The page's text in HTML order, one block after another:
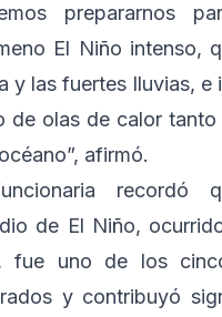
prepararnos
El Niño intenso,
y las fuertes lluvias, e
de olas de calor
afirmó.
recordó
de El Niño,
fue uno de los
y contribuyó